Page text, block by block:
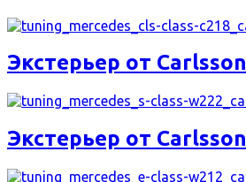
Экстерьер от Carlsson
Экстерьер от Carlsson